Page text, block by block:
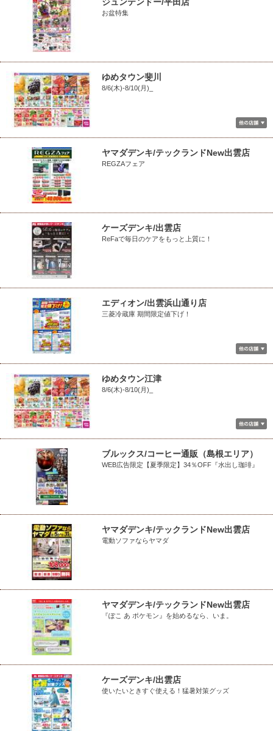
お盆特集
ゆめタウン斐川
8/6(木)-8/10(月)_
ヤマダデンキ/テックランドNew出雲店
REGZAフェア
ケーズデンキ/出雲店
ReFaで毎日のケアをもっと上質に！
エディオン/出雲浜山通り店
三菱冷蔵庫 期間限定値下げ！
ゆめタウン江津
8/6(木)-8/10(月)_
ブルックス/コーヒー通販（島根エリア）
WEB広告限定【夏季限定】34％OFF『水出し珈琲』
ヤマダデンキ/テックランドNew出雲店
電動ソファならヤマダ
ヤマダデンキ/テックランドNew出雲店
『ぽこ あ ポケモン』を始めるなら、いま。
ケーズデンキ/出雲店
使いたいときすぐ使える！猛暑対策グッズ